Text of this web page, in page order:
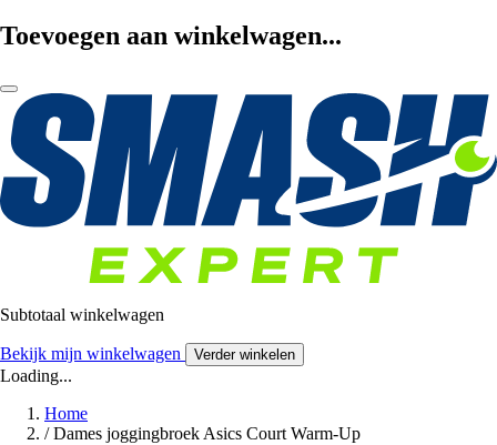
Toevoegen aan winkelwagen...
Subtotaal winkelwagen
Bekijk mijn winkelwagen Verder winkelen
Loading...
Home
/ Dames joggingbroek Asics Court Warm-Up